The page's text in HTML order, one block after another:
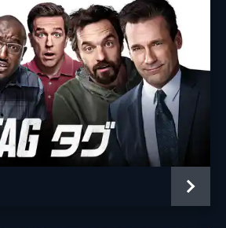
ドミニク・ルイス
ケリー・マコーミック
デヴィッド・リーチ
ライアン・ゴズリング